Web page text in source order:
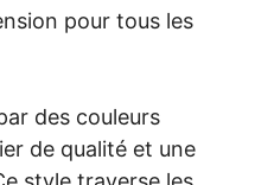
pour tous les
des couleurs
de qualité et une